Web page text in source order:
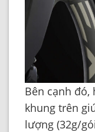
Bên cạnh
khung trên
lượng (32g/